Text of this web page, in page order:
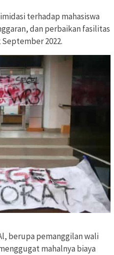
terhadap mahasiswa
dan perbaikan fasilitas
2022.
berupa pemanggilan wali
mahalnya biaya